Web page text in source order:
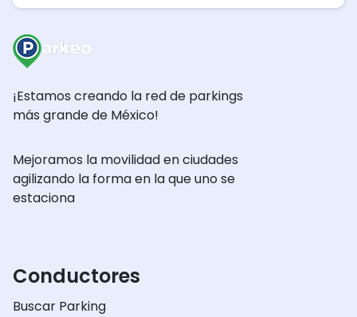
¡Estamos creando la red de parkings
más grande de México!
Mejoramos la movilidad en ciudades
agilizando la forma en la que uno se
estaciona
Conductores
Buscar Parking